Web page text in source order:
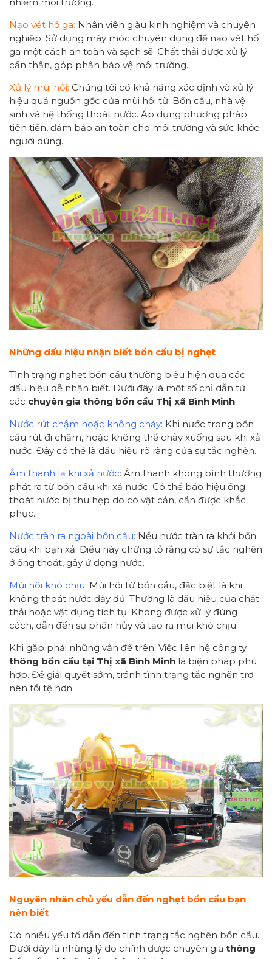
Nạo vét hố ga: Nhân viên giàu kinh nghiệm và chuyên
nghiệp. Sử dụng máy móc chuyên dụng để nạo vét hố
ga một cách an toàn và sạch sẽ. Chất thải được xử lý
cẩn thận, góp phần bảo vệ môi trường.
Xử lý mùi hôi: Chúng tôi có khả năng xác định và xử lý
hiệu quả nguồn gốc của mùi hôi từ: Bồn cầu, nhà vệ
sinh và hệ thống thoát nước. Áp dụng phương pháp
tiên tiến, đảm bảo an toàn cho môi trường và sức khỏe
người dùng.
Những dấu hiệu nhận biết bồn cầu bị nghẹt
Tình trạng nghẹt bồn cầu thường biểu hiện qua các
dấu hiệu dễ nhận biết. Dưới đây là một số chỉ dẫn từ
các chuyên gia thông bồn cầu Thị xã Bình Minh:
Nước rút chậm hoặc không chảy: Khi nước trong bồn
cầu rút đi chậm, hoặc không thể chảy xuống sau khi xả
nước. Đây có thể là dấu hiệu rõ ràng của sự tắc nghẽn.
Âm thanh lạ khi xả nước: Âm thanh không bình thường
phát ra từ bồn cầu khi xả nước. Có thể báo hiệu ống
thoát nước bị thu hẹp do có vật cản, cần được khắc
phục.
Nước tràn ra ngoài bồn cầu: Nếu nước tràn ra khỏi bồn
cầu khi bạn xả. Điều này chứng tỏ rằng có sự tắc nghẽn
ở ống thoát, gây ứ đọng nước.
Mùi hôi khó chịu: Mùi hôi từ bồn cầu, đặc biệt là khi
không thoát nước đầy đủ. Thường là dấu hiệu của chất
thải hoặc vật dụng tích tụ. Không được xử lý đúng
cách, dẫn đến sự phân hủy và tạo ra mùi khó chịu.
Khi gặp phải những vấn đề trên. Việc liên hệ công ty
thông bồn cầu tại Thị xã Bình Minh là biện pháp phù
hợp. Để giải quyết sớm, tránh tình trạng tắc nghẽn trở
nên tồi tệ hơn.
Nguyên nhân chủ yếu dẫn đến nghẹt bồn cầu bạn
nên biết
Có nhiều yếu tố dẫn đến tình trạng tắc nghẽn bồn cầu.
Dưới đây là những lý do chính được chuyên gia thông